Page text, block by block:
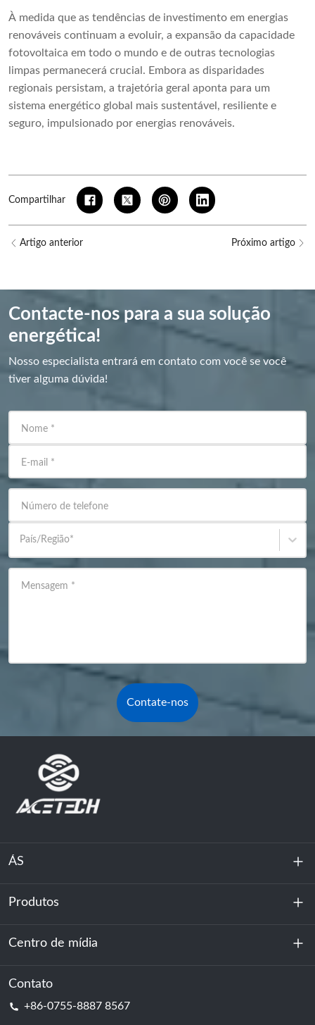
À medida que as tendências de investimento em energias
renováveis ​​continuam a evoluir, a expansão da capacidade
fotovoltaica em todo o mundo e de outras tecnologias
limpas permanecerá crucial. Embora as disparidades
regionais persistam, a trajetória geral aponta para um
sistema energético global mais sustentável, resiliente e
seguro, impulsionado por energias renováveis.
Compartilhar
Artigo anterior Próximo artigo
Contacte-nos para a sua solução
energética!
Nosso especialista entrará em contato com você se você
tiver alguma dúvida!
Nome *
E-mail *
Número de telefone
País/Região*
Mensagem *
Contate-nos
ÁS
Sobre nós
Sustentabilidade
Produtos
Armazenamento de energia
Centro de dados e sala de servidores
Centro de mídia
Notícias
Contato
+86-0755-8887 8567